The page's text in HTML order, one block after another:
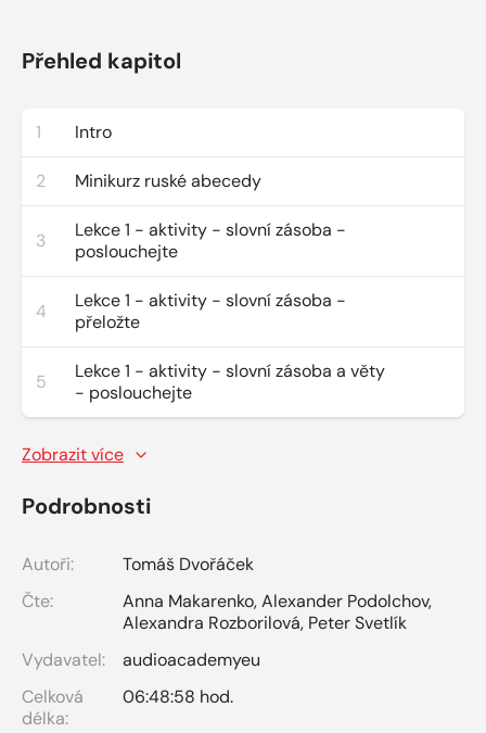
Přehled kapitol
1 Intro
2 Minikurz ruské abecedy
3
Lekce 1 - aktivity - slovní zásoba -
poslouchejte
4
Lekce 1 - aktivity - slovní zásoba -
přeložte
5
Lekce 1 - aktivity - slovní zásoba a věty
- poslouchejte
Zobrazit více
Podrobnosti
Autoři:
Tomáš Dvořáček
Čte:
Anna Makarenko,Alexander Podolchov,
Alexandra Rozborilová, Peter Svetlík
Vydavatel:
audioacademyeu
Celková
délka:
06:48:58 hod.